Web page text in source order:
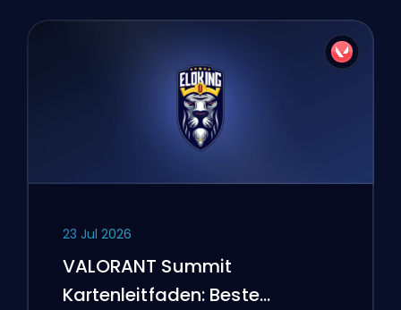
23 Jul 2026
VALORANT Summit
Kartenleitfaden: Beste